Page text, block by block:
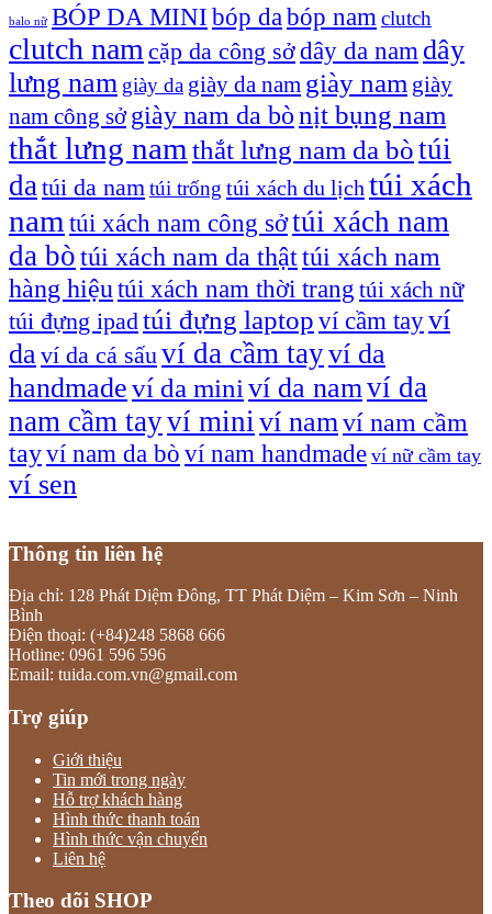
balo nữ BÓP DA MINI bóp da bóp nam clutch
clutch nam cặp da công sởdây da nam dây
lưng nam giày da giày da nam giày nam giày
nam công sở giày nam da bònịt bụng nam
thắt lưng nam thắt lưng nam da bòtúi
da túi da namtúi trống túi xách du lịch túi xách
nam túi xách nam công sởtúi xách nam
da bòtúi xách nam da thậttúi xách nam
hàng hiệu túi xách nam thời trang túi xách nữ
túi đựng ipadtúi đựng laptop ví cầm tayví
daví da cá sấu ví da cầm tayví da
handmadeví da mini ví da namví da
nam cầm tayví mini ví namví nam cầm
tayví nam da bò ví nam handmade ví nữ cầm tay
ví sen
Thông tin liên hệ
Địa chỉ: 128 Phát Diệm Đông, TT Phát Diệm – Kim Sơn – Ninh
Bình
Điện thoại: (+84)248 5868 666
Hotline: 0961 596 596
Email: tuida.com.vn@gmail.com
Trợ giúp
Giới thiệu
Tin mới trong ngày
Hỗ trợ khách hàng
Hình thức thanh toán
Hình thức vận chuyển
Liên hệ
Theo dõi SHOP